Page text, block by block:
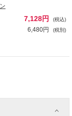
7,128円 (税込)
6,480円 (税別)